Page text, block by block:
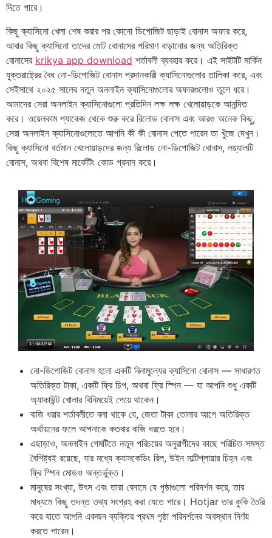
দিতে পারে।
কিছু ক্যাসিনো খেলা শেষ করার পর কোনো ডিপোজিট ছাড়াই বোনাস অফার করে,
আবার কিছু ক্যাসিনো তাদের মোট বোনাসের পরিমাণ বাড়ানোর জন্য অতিরিক্ত
বোনাসের krikya app download শর্তাবলী ব্যবহার করে। এই সাইটটি মার্কিন
যুক্তরাষ্ট্রের বৈধ নো-ডিপোজিট বোনাস প্রদানকারী ক্যাসিনোগুলোর তালিকা করে, এবং
সেইসাথে ২০২৫ সালের নতুন অনলাইন ক্যাসিনোগুলোর অফারগুলোও তুলে ধরে।
আমাদের সেরা অনলাইন ক্যাসিনোগুলো প্রতিদিন লক্ষ লক্ষ খেলোয়াড়কে আনন্দিত
করে। ওয়েলকাম প্যাকেজ থেকে শুরু করে রিলোড বোনাস এবং আরও অনেক কিছু,
সেরা অনলাইন ক্যাসিনোগুলোতে আপনি কী কী বোনাস পেতে পারেন তা খুঁজে দেখুন।
কিছু ক্যাসিনো বর্তমান খেলোয়াড়দের জন্য রিলোড নো-ডিপোজিট বোনাস, লয়্যালটি
বোনাস, অথবা বিশেষ মার্কেটিং কোড প্রদান করে।
নো-ডিপোজিট বোনাস হলো একটি বিনামূল্যের ক্যাসিনো বোনাস — সাধারণত
অতিরিক্ত টাকা, একটি ফ্রি চিপ, অথবা ফ্রি স্পিন — যা আপনি শুধু একটি
অ্যাকাউন্ট খোলার বিনিময়েই পেয়ে থাকেন।
বাজি ধরার শর্তাবলীতে বলা থাকে যে, জেতা টাকা তোলার আগে অতিরিক্ত
অর্থায়নের ফলে আপনাকে কতবার বাজি ধরতে হবে।
এছাড়াও, অনলাইন গেমটিতে নতুন পরিচয়ের অনুরাগীদের কাছে পরিচিত সমস্ত
বৈশিষ্ট্যই রয়েছে, যার মধ্যে ক্যাসকেডিং রিল, উইন মাল্টিপ্লায়ার চিহ্ন এবং
ফ্রি স্পিন মোডও অন্তর্ভুক্ত।
মানুষের সংখ্যা, উৎস এবং তারা বেনামে যে পৃষ্ঠাগুলো পরিদর্শন করে, তার
মাধ্যমে কিছু তদন্ত তথ্য সংগ্রহ করা যেতে পারে। Hotjar তার কুকি তৈরি
করে যাতে আপনি একজন ব্যক্তির প্রথম পৃষ্ঠা পরিদর্শনের অবস্থান নির্ণয়
করতে পারেন।